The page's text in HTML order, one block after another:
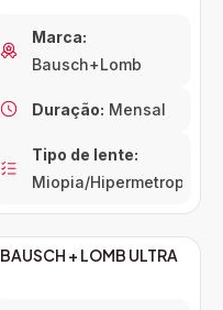
Marca:
Bausch+Lomb
Duração: Mensal
Tipo de lente:
Miopia/Hipermetropia
BAUSCH + LOMB ULTRA